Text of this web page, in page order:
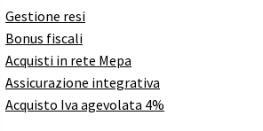
Gestione resi
Bonus fiscali
Acquisti in rete Mepa
Assicurazione integrativa
Acquisto Iva agevolata 4%